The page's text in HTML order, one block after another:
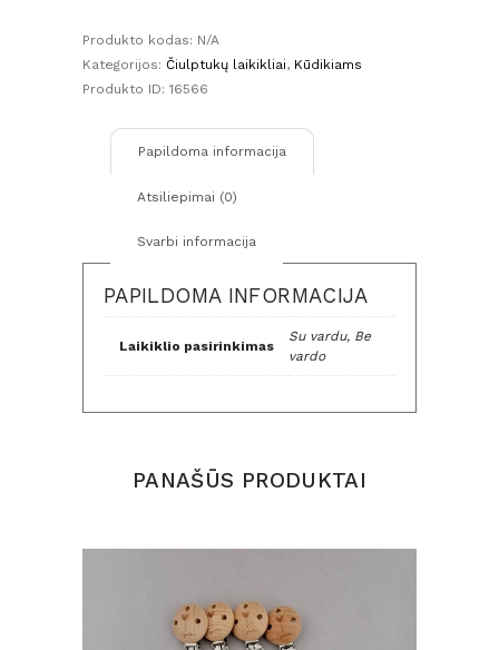
laikiklis
gėlyte
švelnios
rožinės
Produkto kodas: N/A
Kategorijos: Čiulptukų laikikliai, Kūdikiams
Produkto ID: 16566
Papildoma informacija
Atsiliepimai (0)
Svarbi informacija
PAPILDOMA INFORMACIJA
Laikiklio pasirinkimas
Su vardu, Be
vardo
PANAŠŪS PRODUKTAI